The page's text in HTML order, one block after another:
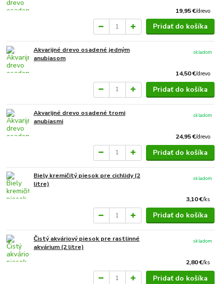
19,95 €/drevo
Pridať do košíka
Akvarijné drevo osadené jedným
anubiasom
14,50 €/drevo
skladom
Pridať do košíka
Akvarijné drevo osadené tromi
anubiasmi
24,95 €/drevo
skladom
Pridať do košíka
Biely kremičitý piesok pre cichlidy (2
litre)
3,10 €/ks
skladom
Pridať do košíka
Čistý akváriový piesok pre rastlinné
akvárium (2 litre)
2,80 €/ks
skladom
Pridať do košíka